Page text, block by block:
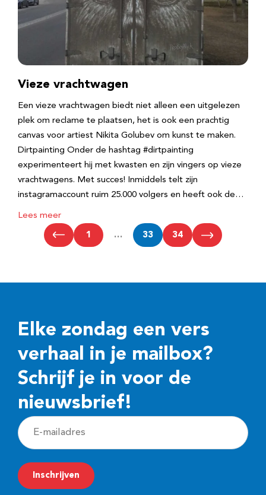
Vieze vrachtwagen
Een vieze vrachtwagen biedt niet alleen een uitgelezen
plek om reclame te plaatsen, het is ook een prachtig
canvas voor artiest Nikita Golubev om kunst te maken.
Dirtpainting Onder de hashtag #dirtpainting
experimenteert hij met kwasten en zijn vingers op vieze
vrachtwagens. Met succes! Inmiddels telt zijn
instagramaccount ruim 25.000 volgers en heeft ook de…
Lees meer
1 … 33 34
Elke zondag een vers
verhaal in je mailbox?
Schrijf je in voor de
nieuwsbrief!
E
-
m
a
Inschrijven